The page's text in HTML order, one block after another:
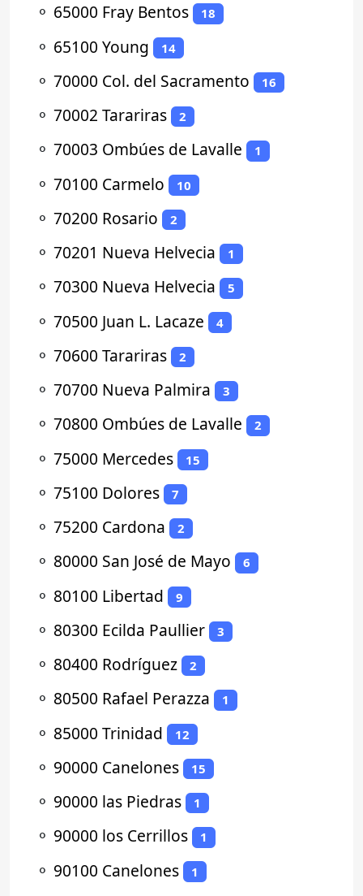
⚬ 65000 Fray Bentos 18
⚬ 65100 Young 14
⚬ 70000 Col. del Sacramento 16
⚬ 70002 Tarariras 2
⚬ 70003 Ombúes de Lavalle 1
⚬ 70100 Carmelo 10
⚬ 70200 Rosario 2
⚬ 70201 Nueva Helvecia 1
⚬ 70300 Nueva Helvecia 5
⚬ 70500 Juan L. Lacaze 4
⚬ 70600 Tarariras 2
⚬ 70700 Nueva Palmira 3
⚬ 70800 Ombúes de Lavalle 2
⚬ 75000 Mercedes 15
⚬ 75100 Dolores 7
⚬ 75200 Cardona 2
⚬ 80000 San José de Mayo 6
⚬ 80100 Libertad 9
⚬ 80300 Ecilda Paullier 3
⚬ 80400 Rodríguez 2
⚬ 80500 Rafael Perazza 1
⚬ 85000 Trinidad 12
⚬ 90000 Canelones 15
⚬ 90000 las Piedras 1
⚬ 90000 los Cerrillos 1
⚬ 90100 Canelones 1